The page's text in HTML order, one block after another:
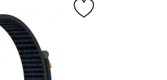
Band 10 / 9 / 8 Armband
Markera tech-